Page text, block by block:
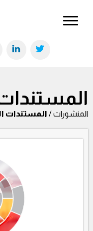
المنشورات / المستندات